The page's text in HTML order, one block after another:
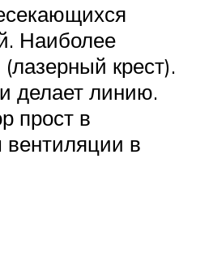
Наиболее
крест).
делает линию.
прост в
вентиляции в